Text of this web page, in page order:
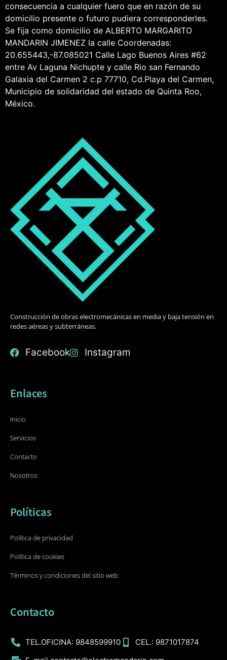
consecuencia a cualquier fuero que en razón de su
domicilio presente o futuro pudiera corresponderles.
Se fija como domicilio de ALBERTO MARGARITO
MANDARIN JIMENEZ la calle Coordenadas:
20.655443,-87.085021 Calle Lago Buenos Aires #62
entre Av Laguna Nichupte y calle Rio san Fernando
Galaxia del Carmen 2 c.p 77710, Cd.Playa del Carmen,
Municipio de solidaridad del estado de Quinta Roo,
México.
Construcción de obras electromecánicas en media y baja tensión en
redes aéreas y subterráneas.
Facebook Instagram
Enlaces
Inicio
Servicios
Contacto
Nosotros
Políticas
Política de privacidad
Política de cookies
Términos y condiciones del sitio web
Contacto
TEL.OFICINA: 9848599910
CEL.: 9871017874